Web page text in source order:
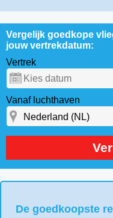
Vergelijk goedkope
jouw vertrekdatum:
Vertrek
Vanaf luchthaven
De goedkoopste